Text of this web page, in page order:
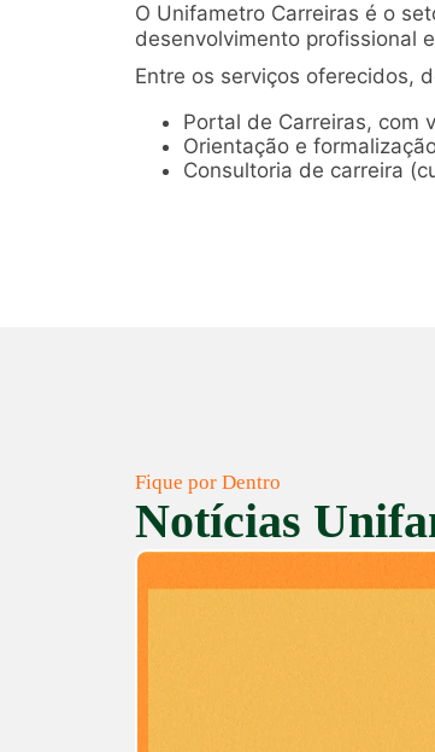
O Unifametro Carreiras é o
desenvolvimento profissional
Entre os serviços oferecidos,
Portal de Carreiras, com
Orientação e
Consultoria de carreira
Fique por Dentro
Notícias